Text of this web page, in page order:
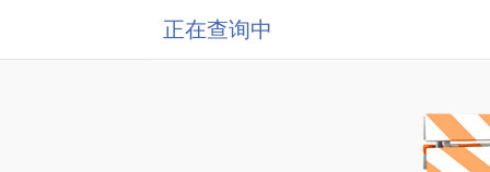
正在查询中